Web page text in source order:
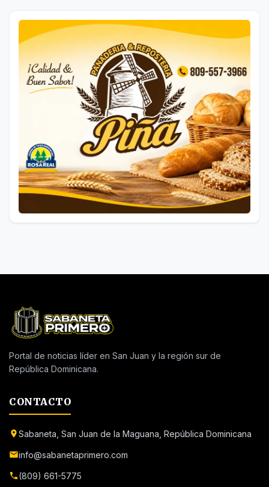
Portal de noticias líder en San Juan y la región sur de
República Dominicana.
CONTACTO
Sabaneta, San Juan de la Maguana, República Dominicana
info@sabanetaprimero.com
(809) 661-5775